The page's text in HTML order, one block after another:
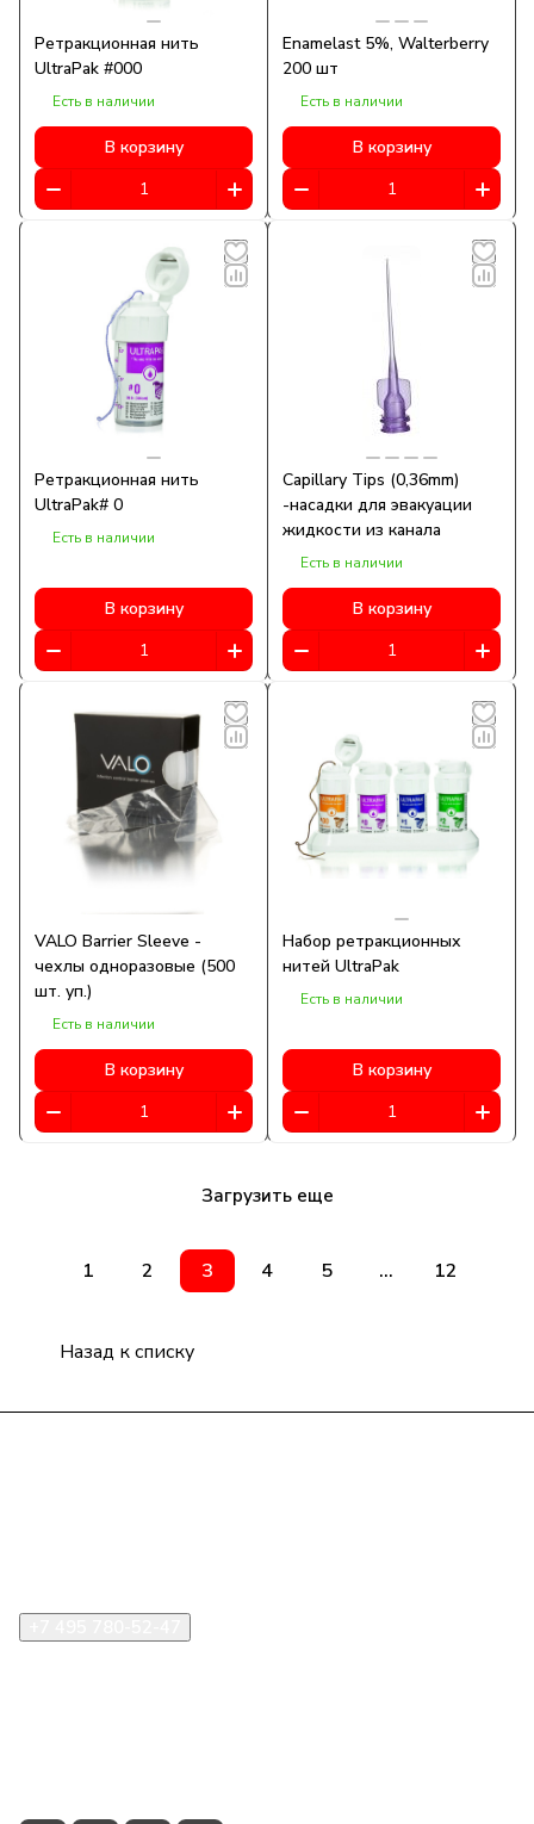
Ретракционная нить
UltraPak #000
Есть в наличии
В корзину
Enamelast 5%, Walterberry
200 шт
Есть в наличии
В корзину
Ретракционная нить
UltraPak# 0
Есть в наличии
В корзину
Capillary Tips (0,36mm)
-насадки для эвакуации
жидкости из канала
Есть в наличии
В корзину
VALO Barrier Sleeve -
чехлы одноразовые (500
шт. уп.)
Есть в наличии
В корзину
Набор ретракционных
нитей UltraPak
Есть в наличии
В корзину
Загрузить еще
1 2 3 4 5 ... 12
Назад к списку